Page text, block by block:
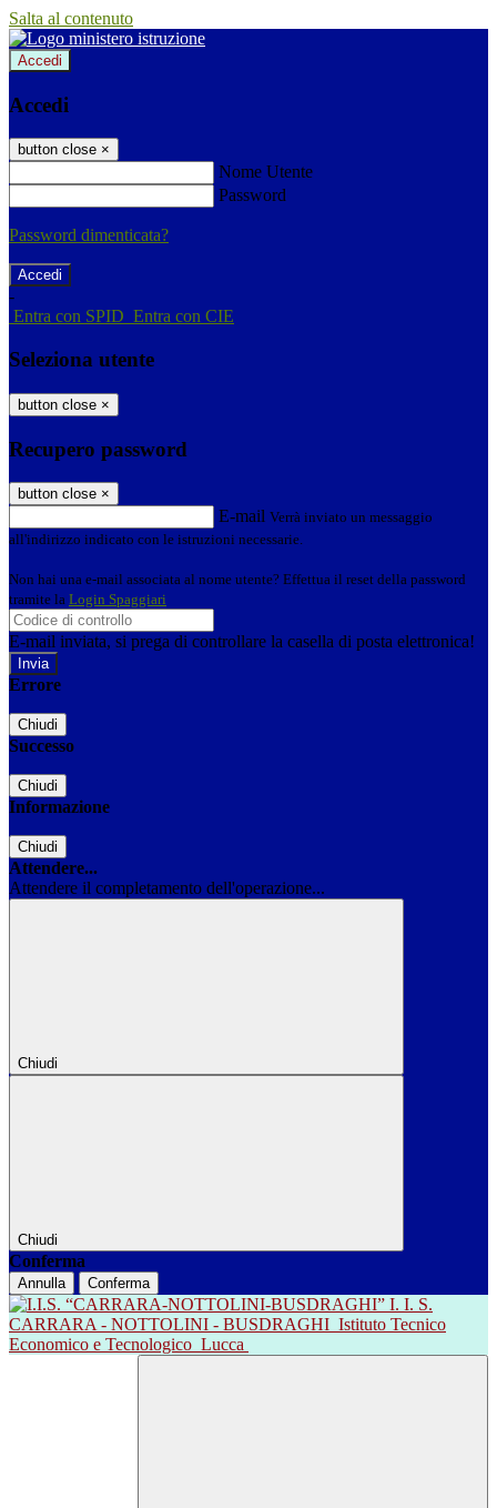
Salta al contenuto
Accedi
Accedi
button close ×
Nome Utente
Password
Password dimenticata?
-
Entra con SPID Entra con CIE
Seleziona utente
button close ×
Recupero password
button close ×
E-mail Verrà inviato un messaggio
all'indirizzo indicato con le istruzioni necessarie.
Non hai una e-mail associata al nome utente? Effettua il reset della password
tramite la Login Spaggiari
E-mail inviata, si prega di controllare la casella di posta elettronica!
Errore
Chiudi
Successo
Chiudi
Informazione
Chiudi
Attendere...
Attendere il completamento dell'operazione...
Chiudi
Chiudi
Conferma
Annulla Conferma
I. I. S.
CARRARA - NOTTOLINI - BUSDRAGHI Istituto Tecnico
Economico e Tecnologico Lucca